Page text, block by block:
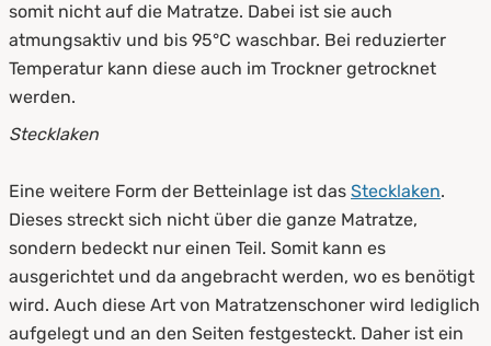
somit nicht auf die Matratze. Dabei ist sie auch
atmungsaktiv und bis 95°C waschbar. Bei reduzierter
Temperatur kann diese auch im Trockner getrocknet
werden.
Stecklaken
Eine weitere Form der Betteinlage ist das Stecklaken.
Dieses streckt sich nicht über die ganze Matratze,
sondern bedeckt nur einen Teil. Somit kann es
ausgerichtet und da angebracht werden, wo es benötigt
wird. Auch diese Art von Matratzenschoner wird lediglich
aufgelegt und an den Seiten festgesteckt. Daher ist ein